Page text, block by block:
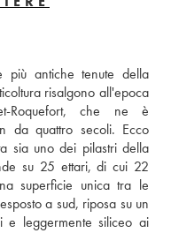
più antiche tenute della
risalgono all'epoca
Roquefort, che ne è
da quattro secoli. Ecco
sia uno dei pilastri della
su 25 ettari, di cui 22
superficie unica tra le
a sud, riposa su un
e leggermente siliceo ai